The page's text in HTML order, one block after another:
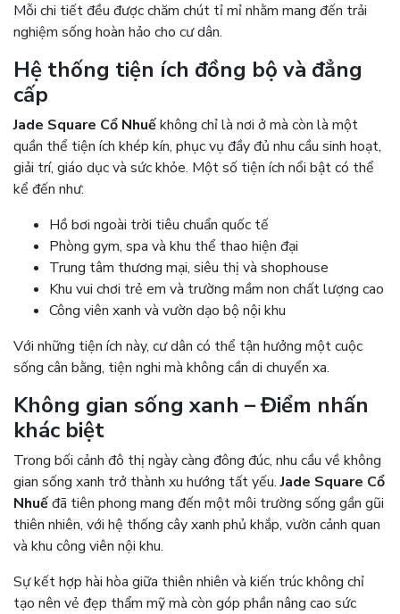
Mỗi chi tiết đều được chăm chút tỉ mỉ nhằm mang đến trải
nghiệm sống hoàn hảo cho cư dân.
Hệ thống tiện ích đồng bộ và đẳng
cấp
Jade Square Cổ Nhuếkhông chỉ là nơi ở mà còn là một
quần thể tiện ích khép kín, phục vụ đầy đủ nhu cầu sinh hoạt,
giải trí, giáo dục và sức khỏe. Một số tiện ích nổi bật có thể
kể đến như:
Hồ bơi ngoài trời tiêu chuẩn quốc tế
Phòng gym, spa và khu thể thao hiện đại
Trung tâm thương mại, siêu thị và shophouse
Khu vui chơi trẻ em và trường mầm non chất lượng cao
Công viên xanh và vườn dạo bộ nội khu
Với những tiện ích này, cư dân có thể tận hưởng một cuộc
sống cân bằng, tiện nghi mà không cần di chuyển xa.
Không gian sống xanh – Điểm nhấn
khác biệt
Trong bối cảnh đô thị ngày càng đông đúc, nhu cầu về không
gian sống xanh trở thành xu hướng tất yếu.Jade Square Cổ
Nhuếđã tiên phong mang đến một môi trường sống gần gũi
thiên nhiên, với hệ thống cây xanh phủ khắp, vườn cảnh quan
và khu công viên nội khu.
Sự kết hợp hài hòa giữa thiên nhiên và kiến trúc không chỉ
tạo nên vẻ đẹp thẩm mỹ mà còn góp phần nâng cao sức